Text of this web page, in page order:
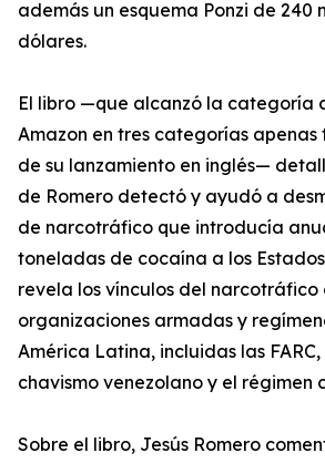
además un esquema Ponzi de 240
dólares.
El libro —que alcanzó la categoría
Amazon en tres categorías apenas
de su lanzamiento en inglés—
de Romero detectó y ayudó a
de narcotráfico que introducía
toneladas de cocaína a los Estados
revela los vínculos del narcotráfico
organizaciones armadas y
América Latina, incluidas las FARC,
chavismo venezolano y el régimen
Sobre el libro, Jesús Romero